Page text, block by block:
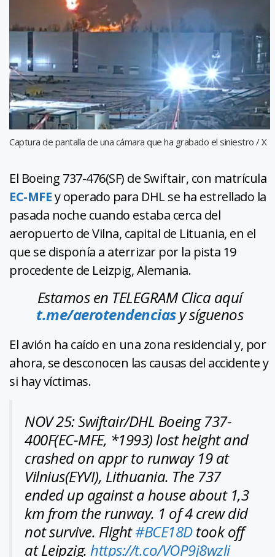
Captura de pantalla de una cámara que ha grabado el siniestro / X
El Boeing 737-476(SF) de Swiftair, con matrícula
EC-MFEy operado para DHL se ha estrellado la
pasada noche cuando estaba cerca del
aeropuerto de Vilna, capital de Lituania, en el
que se disponía a aterrizar por la pista 19
procedente de Leizpig, Alemania.
Estamos en TELEGRAM Clica aquí
t.me/aerotendenciasy síguenos
El avión ha caído en una zona residencial y, por
ahora, se desconocen las causas del accidente y
si hay víctimas.
NOV 25: Swiftair/DHL Boeing 737-
400F(EC-MFE, *1993) lost height and
crashed on appr to runway 19 at
Vilnius(EYVI), Lithuania. The 737
ended up against a house about 1,3
km from the runway. 1 of 4 crew did
not survive. Flight#BCE18Dtook off
at Leipzig. https://t.co/VOP9j8wzli